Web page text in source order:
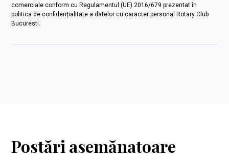
comerciale conform cu Regulamentul (UE) 2016/679 prezentat în
politica de confidențialitate a datelor cu caracter personal Rotary Club
Bucuresti.
Postări asemănatoare